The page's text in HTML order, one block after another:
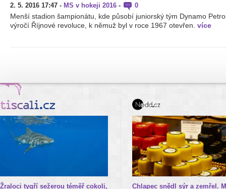
2. 5. 2016 17:47 - MS v hokeji 2016 - 0
Menší stadion šampionátu, kde působí juniorský tým Dynamo
výročí Říjnové revoluce, k němuž byl v roce 1967 otevřen. více
Žraloci tygří sežerou téměř cokoli,
Chlapec snědl sýr a zemřel.